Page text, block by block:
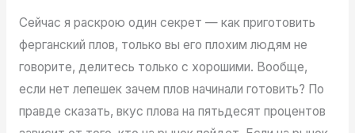
Сейчас я раскрою один секрет — как приготовить
ферганский плов, только вы его плохим людям не
говорите, делитесь только с хорошими. Вообще,
если нет лепешек зачем плов начинали готовить? По
правде сказать, вкус плова на пятьдесят процентов